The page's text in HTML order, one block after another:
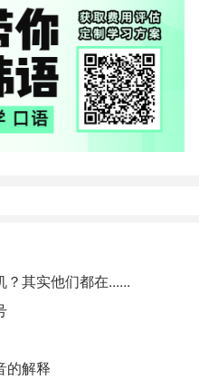
其实他们都在......
的解释